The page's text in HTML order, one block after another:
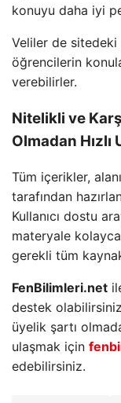
konuyu daha iyi
Veliler de sitedeki
öğrencilerin
verebilirler.
Nitelikli ve
Olmadan Hızlı
Tüm içerikler,
tarafından
Kullanıcı dostu
materyale
gerekli tüm
FenBilimleri.net
destek
üyelik şartı
ulaşmak için
edebilirsiniz.